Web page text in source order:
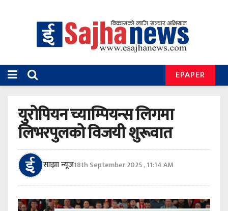
EPAPER
युरोपियन च्याम्पियन्स लिगमा
लिभरपुलको विजयी शुरूवात
साझा न्यूज18th September 2025 , 11:14 AM